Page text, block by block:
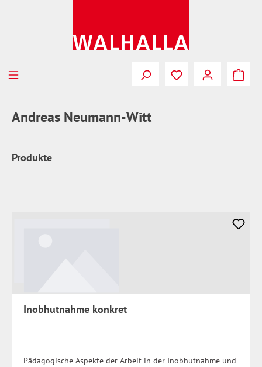
Du hast 0
Andreas Neumann-Witt
Produkte
Inobhutnahme konkret
Pädagogische Aspekte der Arbeit in der Inobhutnahme und